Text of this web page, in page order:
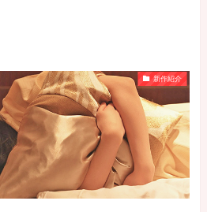
新作紹介